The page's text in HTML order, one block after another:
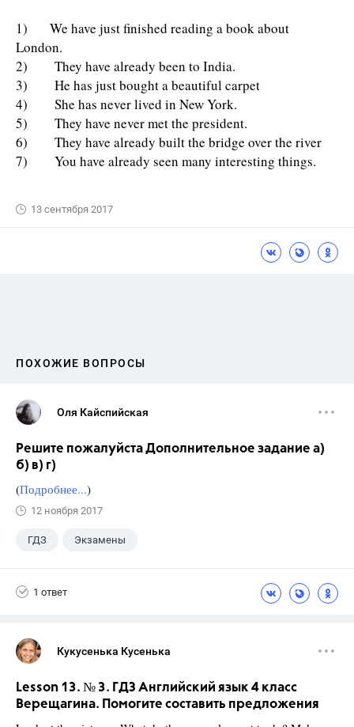
1) We have just finished reading a book about
London.
2) They have already been to India.
3) He has just bought a beautiful carpet
4) She has never lived in New York.
5) They have never met the president.
6) They have already built the bridge over the river
7) You have already seen many interesting things.
13 сентября 2017
ПОХОЖИЕ ВОПРОСЫ
Оля Кайспийская
Решите пожалуйста Дополнительное задание а)
б) в) г)
(Подробнее...)
12 ноября 2017
ГДЗ Экзамены
1 ответ
Кукусенька Кусенька
Lesson 13. № 3. ГДЗ Английский язык 4 класс
Верещагина. Помогите составить предложения